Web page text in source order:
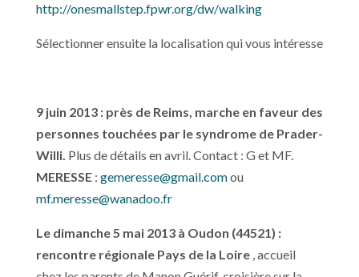
http://onesmallstep.fpwr.org/dw/walking
Sélectionner ensuite la localisation qui vous intéresse
9 juin 2013 : près de Reims, marche en faveur des
personnes touchées par le syndrome de Prader-
Willi. Plus de détails en avril. Contact : G et MF.
MERESSE : gemeresse@gmail.comou
mf.meresse@wanadoo.fr
Le dimanche 5 mai 2013 à Oudon (44521) :
rencontre régionale Pays de la Loire , accueil